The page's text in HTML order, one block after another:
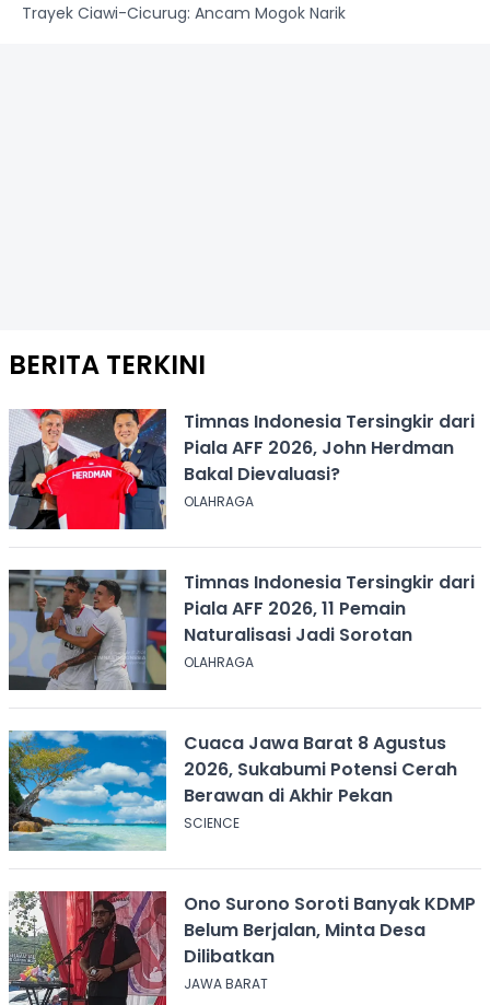
Trayek Ciawi-Cicurug: Ancam Mogok Narik
BERITA TERKINI
Timnas Indonesia Tersingkir dari
Piala AFF 2026, John Herdman
Bakal Dievaluasi?
OLAHRAGA
Timnas Indonesia Tersingkir dari
Piala AFF 2026, 11 Pemain
Naturalisasi Jadi Sorotan
OLAHRAGA
Cuaca Jawa Barat 8 Agustus
2026, Sukabumi Potensi Cerah
Berawan di Akhir Pekan
SCIENCE
Ono Surono Soroti Banyak KDMP
Belum Berjalan, Minta Desa
Dilibatkan
JAWA BARAT